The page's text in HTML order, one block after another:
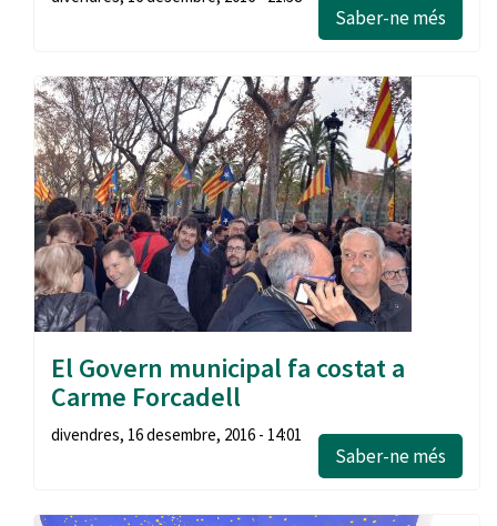
Saber-ne més
El Govern municipal fa costat a
Carme Forcadell
divendres, 16 desembre, 2016 - 14:01
Saber-ne més